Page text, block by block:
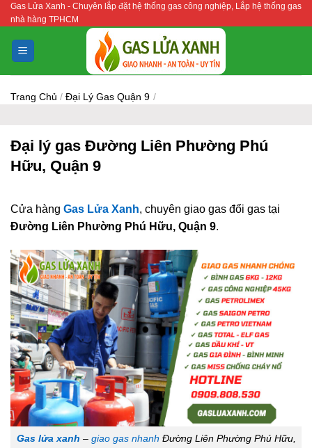
Bỏ
qua
nội
dung
Gas Lửa Xanh - Chuyên lắp đặt hệ thống gas công nghiệp, Lắp hệ thống gas
nhà hàng TPHCM
Trang Chủ / Đại Lý Gas Quận 9 /
Đại lý gas Đường Liên Phường Phú
Hữu, Quận 9
Cửa hàng Gas Lửa Xanh, chuyên giao gas đổi gas tại
Đường Liên Phường Phú Hữu, Quận 9.
Gas lửa xanh – giao gas nhanh Đường Liên Phường Phú Hữu,